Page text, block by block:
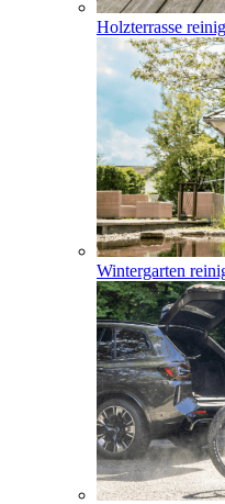
Holzterrasse
Wintergarten